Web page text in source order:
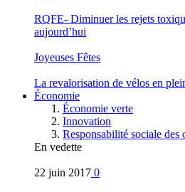
RQFE- Diminuer les rejets
aujourd’hui
Joyeuses Fêtes
La revalorisation de vélos en
Économie
Économie verte
Innovation
Responsabilité sociale des
En vedette
22 juin 2017 0